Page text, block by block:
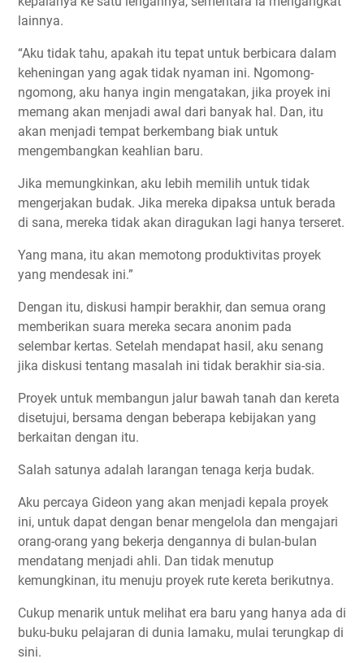
lainnya.
“Aku tidak tahu, apakah itu tepat untuk berbicara dalam
keheningan yang agak tidak nyaman ini. Ngomong-
ngomong, aku hanya ingin mengatakan, jika proyek ini
memang akan menjadi awal dari banyak hal. Dan, itu
akan menjadi tempat berkembang biak untuk
mengembangkan keahlian baru.
Jika memungkinkan, aku lebih memilih untuk tidak
mengerjakan budak. Jika mereka dipaksa untuk berada
di sana, mereka tidak akan diragukan lagi hanya terseret.
Yang mana, itu akan memotong produktivitas proyek
yang mendesak ini.”
Dengan itu, diskusi hampir berakhir, dan semua orang
memberikan suara mereka secara anonim pada
selembar kertas. Setelah mendapat hasil, aku senang
jika diskusi tentang masalah ini tidak berakhir sia-sia.
Proyek untuk membangun jalur bawah tanah dan kereta
disetujui, bersama dengan beberapa kebijakan yang
berkaitan dengan itu.
Salah satunya adalah larangan tenaga kerja budak.
Aku percaya Gideon yang akan menjadi kepala proyek
ini, untuk dapat dengan benar mengelola dan mengajari
orang-orang yang bekerja dengannya di bulan-bulan
mendatang menjadi ahli. Dan tidak menutup
kemungkinan, itu menuju proyek rute kereta berikutnya.
Cukup menarik untuk melihat era baru yang hanya ada di
buku-buku pelajaran di dunia lamaku, mulai terungkap di
sini.